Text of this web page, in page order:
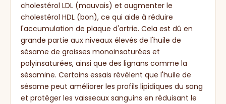
cholestérol LDL (mauvais) et augmenter le
cholestérol HDL (bon), ce qui aide à réduire
l'accumulation de plaque d'artrie. Cela est dû en
grande partie aux niveaux élevés de l'huile de
sésame de graisses monoinsaturées et
polyinsaturées, ainsi que des lignans comme la
sésamine. Certains essais révèlent que l'huile de
sésame peut améliorer les profils lipidiques du sang
et protéger les vaisseaux sanguins en réduisant le